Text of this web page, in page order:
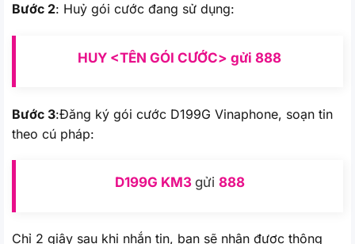
Bước 2: Huỷ gói cước đang sử dụng:
HUY <TÊN GÓI CƯỚC> gửi 888
Bước 3:Đăng ký gói cước D199G Vinaphone, soạn tin
theo cú pháp:
D199G KM3 gửi 888
Chỉ 2 giây sau khi nhắn tin, bạn sẽ nhận được thông